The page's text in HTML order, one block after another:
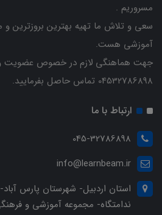
مسروریم .
سعی و تلاش ما تهیه بهترین بروزترین و
آموزشی هست.
جهت هماهنگی لازم در خصوص عضویت و
04532786898 تماس حاصل بفرمایید.
ارتباط با ما
045-32786898
info@learnbeam.ir
استان اردبیل- شهرستان پارس
ندامتگاه- مجموعه آموزشی و